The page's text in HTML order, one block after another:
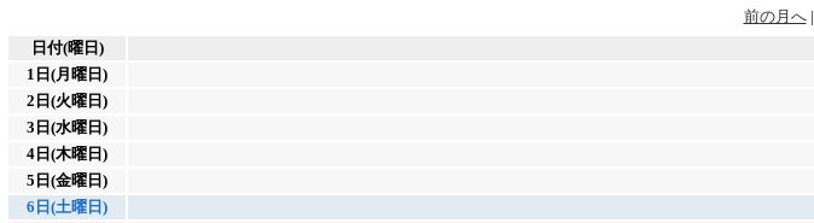
前の月へ|
日付(曜日)
1日(月曜日)
2日(火曜日)
3日(水曜日)
4日(木曜日)
5日(金曜日)
6日(土曜日)